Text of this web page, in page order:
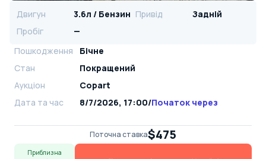
Двигун 3.6л / Бензин Привід
Задній
Пробіг
—
Пошкодження
Бічне
Стан
Покращений
Аукціон
Copart
Дата та час
8/7/2026, 17:00/Початок через
Поточна ставка$475
Приблизна